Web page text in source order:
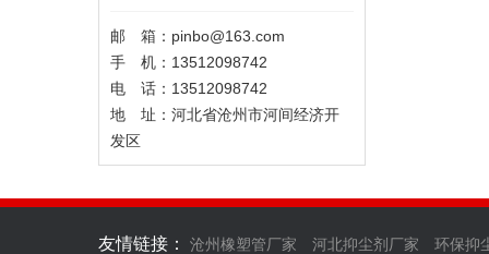
邮 箱：pinbo@163.com
手 机：13512098742
电 话：13512098742
地 址：河北省沧州市河间经济开
发区
友情链接： 沧州橡塑管厂家 河北抑尘剂厂家
环保抑